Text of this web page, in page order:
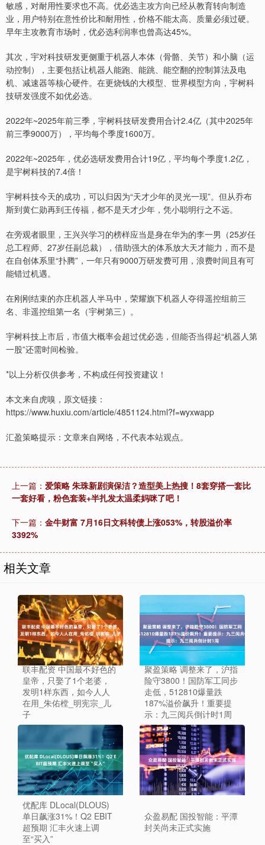
敏感，对耐用性要求也不高。优必选主攻方向已经从教育转向制造
业，用户特别在意性价比和耐用性，价格不能太高、质量必须过硬。
早年主攻教育市场时，优必选利润率也曾高达45%。
其次，宇对科技研发更侧重于机器人本体（骨骼、关节）和小脑（运
动控制），主要包括让机器人能跑、能跳、能空翻的控制算法及电
机、减速器等核心硬件。在更烧钱的大模型、世界模型方向，宇树科
技研发强度不如优必选。
2022年~2025年前三季，宇树科技研发费用合计2.4亿（其中2025年
前三季9000万），平均每个季度1600万。
2022年~2025年，优必选研发费用合计19亿，平均每个季度1.2亿，
是宇树科技的7.4倍！
宇树科技今天的成功，可以归因为“天才少年的灵光一现”。但从乔布
斯到黄仁勋再到王传福，都不是天才少年，凭小聪明行之不远。
在旁观者眼里，王兴兴学习的榜样应当是身在华为的李一男（25岁任
总工程师、27岁任副总裁），借助强大的体系放大天才能力，而不是
在自创体系里“扑腾”，一年只有9000万研发费可用，浪费时间且有可
能错过机遇。
在刚刚结束的亦庄机器人半马中，荣耀旗下机器人夺得遥控组前三
名、非遥控组第一名（宇树第三）。
宇树科技上市后，市值大概率会超过优必选，但能否当得起“机器人第
一股”还需时间检验。
*以上分析仅供参考，不构成任何投资建议！
本文来自虎嗅，原文链接：
https://www.huxiu.com/article/4851124.html?f=wyxwapp
汇盈策略提示：文章来自网络，不代表本站观点。
上一篇： 爱策略 朱珠新剧演保洁？造型美上热搜！8套穿搭一套比
一套好看，粉色套装+半扎发太温柔妈咪了吧！
下一篇： 金牛财富 7月16日文科转债上涨053%，转股溢价率
3392%
相关文章
联丰配资 中国最不好色的
皇帝，只娶了1个老婆，
发明1样东西，如今人人
在用_朱佑樘_明宪宗_儿
子
聚盈策略 调整来了，沪指
险守3800！国防军工同步
走低，512810爆量跌
187%溢价飙升！重要提
示：九三阅兵倒计时1周
优配库 DLocal(DLOUS)
单日飙涨31%！Q2 EBIT
超预期 汇丰火速上调
至“买入”
众盈易配 国投智能：平潭
封关尚未正式实施